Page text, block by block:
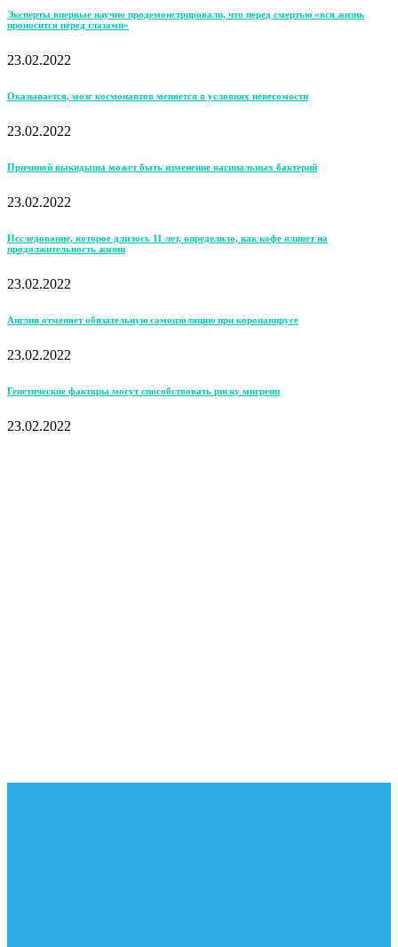
Эксперты впервые научно продемонстрировали, что перед смертью «вся жизнь
проносится перед глазами»
23.02.2022
Оказывается, мозг космонавтов меняется в условиях невесомости
23.02.2022
Причиной выкидыша может быть изменение вагинальных бактерий
23.02.2022
Исследование, которое длилось 11 лет, определило, как кофе влияет на
продолжительность жизни
23.02.2022
Англия отменяет обязательную самоизоляцию при коронавирусе
23.02.2022
Генетические факторы могут способствовать риску мигрени
23.02.2022